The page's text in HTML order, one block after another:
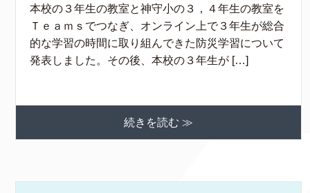
本校の３年生の教室と神守小の３，４年生の教室を
Ｔｅａｍｓでつなぎ、オンライン上で３年生が総合
的な学習の時間に取り組んできた防災学習について
発表しました。その後、本校の３年生が […]
続きを読む ≫